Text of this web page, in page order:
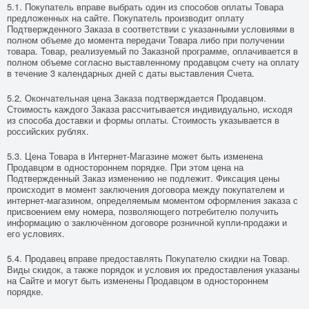
5.1. Покупатель вправе выбрать один из способов оплаты Товара
предложенных на сайте. Покупатель производит оплату
Подтвержденного Заказа в соответствии с указанными условиями в
полном объеме до момента передачи Товара либо при получении
товара. Товар, реализуемый по Заказной программе, оплачивается в
полном объеме согласно выставленному продавцом счету на оплату
в течение 3 календарных дней с даты выставления Счета.
5.2. Окончательная цена Заказа подтверждается Продавцом.
Стоимость каждого Заказа рассчитывается индивидуально, исходя
из способа доставки и формы оплаты. Стоимость указывается в
российских рублях.
5.3. Цена Товара в Интернет-Магазине может быть изменена
Продавцом в одностороннем порядке. При этом цена на
Подтвержденный Заказ изменению не подлежит. Фиксация цены
происходит в момент заключения договора между покупателем и
интернет-магазином, определяемым моментом оформления заказа с
присвоением ему номера, позволяющего потребителю получить
информацию о заключённом договоре розничной купли-продажи и
его условиях.
5.4. Продавец вправе предоставлять Покупателю скидки на Товар.
Виды скидок, а также порядок и условия их предоставления указаны
на Сайте и могут быть изменены Продавцом в одностороннем
порядке.